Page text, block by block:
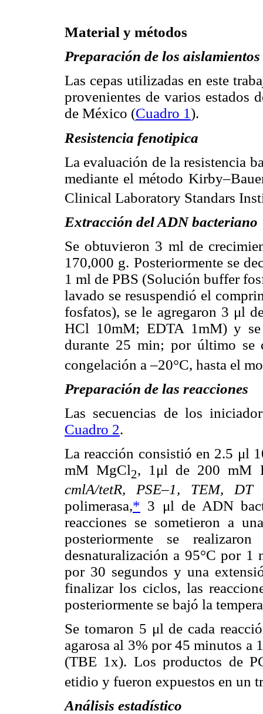
Material y métodos
Preparación de los
Las cepas utilizadas en este
provenientes de varios estados
de México (Cuadro 1).
Resistencia fenotipica
La evaluación de la resistencia
mediante el método
Clinical Laboratory Standars
Extracción del ADN bacteriano
Se obtuvieron 3 ml de
170,000 g. Posteriormente se
1 ml de PBS (Solución buffer
lavado se resuspendió el
fosfatos), se le agregaron 3 μl
HCl 10mM; EDTA 1mM) y
durante 25 min; por último se
congelación a –20°C, hasta el
Preparación de las reacciones
Las secuencias de los
Cuadro 2.
La reacción consistió en 2.5 μl
mM MgCl2, 1μl de 200 mM
cmlA/tetR, PSE–1, TEM, DT
polimerasa,* 3 μl de ADN
reacciones se sometieron a
posteriormente se
desnaturalización a 95°C por
por 30 segundos y una
finalizar los ciclos, las
posteriormente se bajó la
Se tomaron 5 μl de cada
agarosa al 3% por 45 minutos a
(TBE 1x). Los productos de
etidio y fueron expuestos en un
Análisis estadístico